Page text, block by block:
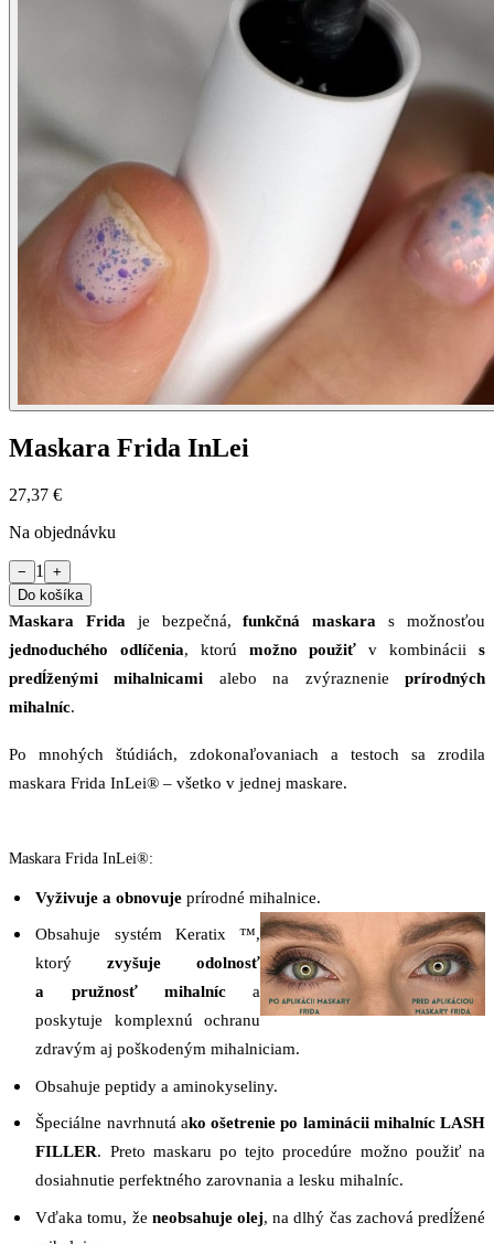
Maskara Frida InLei
27,37 €
Na objednávku
− 1
+
Do košíka
Maskara Frida je bezpečná, funkčná maskara s možnosťou
jednoduchého odlíčenia, ktorú možno použiť v kombináciis
predĺženými mihalnicami alebo na zvýraznenieprírodných
mihalníc.
Po mnohých štúdiách, zdokonaľovaniach a testoch sa zrodila
maskara Frida InLei® ‒ všetko v jednej maskare.
Maskara Frida InLei®:
Vyživuje a obnovuje prírodné mihalnice.
Obsahuje systém Keratix ™,
ktorýzvyšuje odolnosť
a pružnosť mihalníca
poskytuje komplexnú ochranu
zdravým aj poškodeným mihalniciam.
Obsahuje peptidy a aminokyseliny.
Špeciálne navrhnutá ako ošetrenie po laminácii mihalníc LASH
FILLER. Preto maskaru po tejto procedúre možno použiť na
dosiahnutie perfektného zarovnania a lesku mihalníc.
Vďaka tomu, že neobsahuje olej, na dlhý čas zachová predĺžené